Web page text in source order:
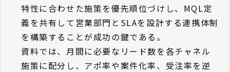
特性に合わせた施策を優先順位づけし、MQL定
義を共有して営業部門とSLAを設計する連携体制
を構築することが成功の鍵である。
資料では、月間に必要なリード数を各チャネル
施策に配分し、アポ率や案件化率、受注率を逆